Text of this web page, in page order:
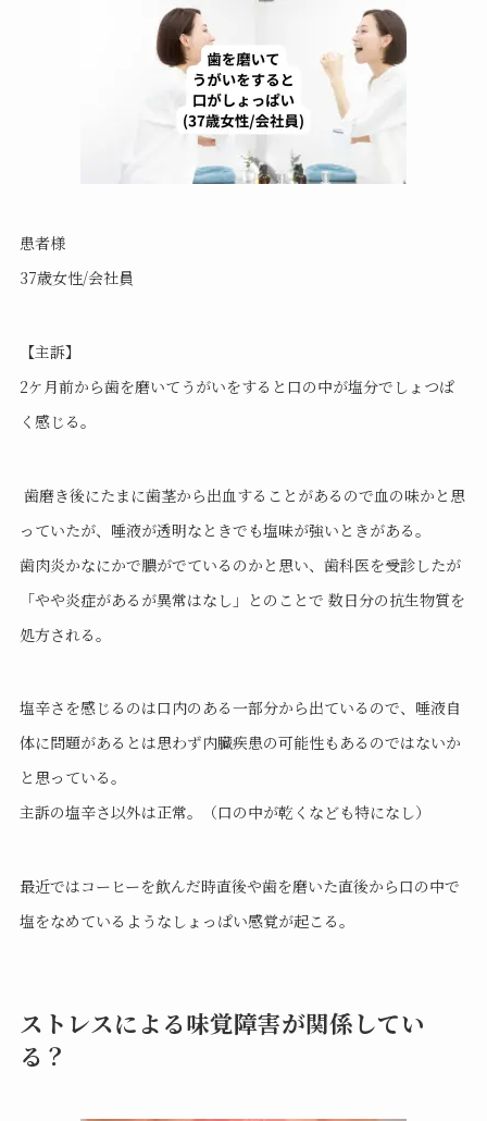
患者様
37歳女性/会社員
【主訴】
2ケ月前から歯を磨いてうがいをすると口の中が塩分でしょつぱ
く感じる。
歯磨き後にたまに歯茎から出血することがあるので血の味かと思
っていたが、唾液が透明なときでも塩味が強いときがある。
歯肉炎かなにかで膿がでているのかと思い、歯科医を受診したが
「やや炎症があるが異常はなし」とのことで 数日分の抗生物質を
処方される。
塩辛さを感じるのは口内のある一部分から出ているので、唾液自
体に問題があるとは思わず内臓疾患の可能性もあるのではないか
と思っている。
主訴の塩辛さ以外は正常。（口の中が乾くなども特になし）
最近ではコーヒーを飲んだ時直後や歯を磨いた直後から口の中で
塩をなめているようなしょっぱい感覚が起こる。
ストレスによる味覚障害が関係してい
る？